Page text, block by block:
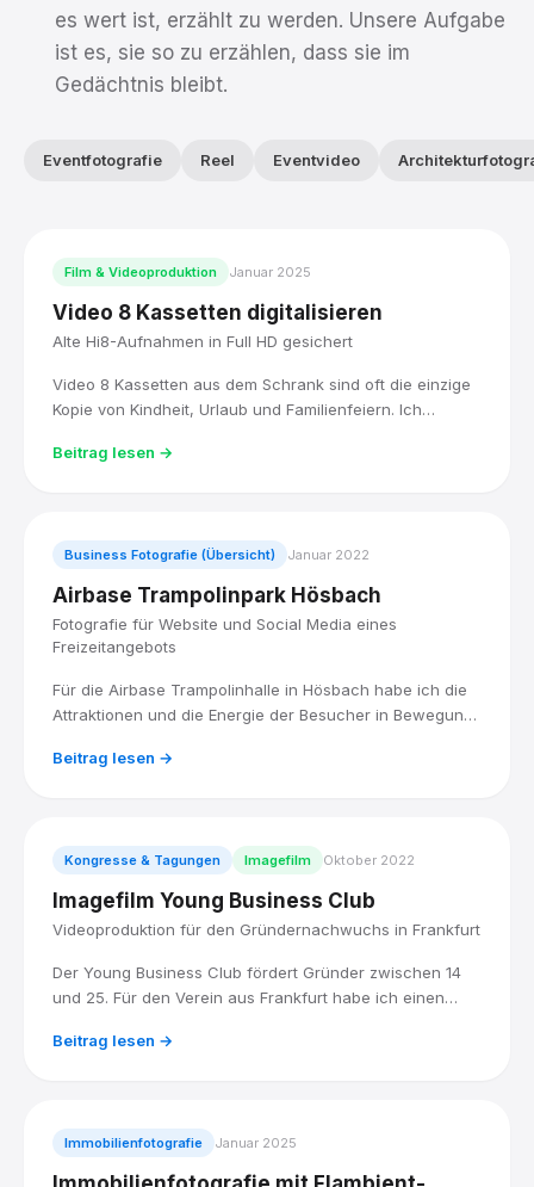
es wert ist, erzählt zu werden. Unsere Aufgabe
ist es, sie so zu erzählen, dass sie im
Gedächtnis bleibt.
Eventfotografie Reel Eventvideo
Film & Videoproduktion Januar 2025
Video 8 Kassetten digitalisieren
Alte Hi8-Aufnahmen in Full HD gesichert
Video 8 Kassetten aus dem Schrank sind oft die einzige
Kopie von Kindheit, Urlaub und Familienfeiern. Ich
DaVinci Resolve und liefere sie als Full-HD-Datei, sofort
Beitrag lesen →
Business Fotografie (Übersicht) Januar 2022
Airbase Trampolinpark Hösbach
Fotografie für Website und Social Media eines
Freizeitangebots
Für die Airbase Trampolinhalle in Hösbach habe ich die
Attraktionen und die Energie der Besucher in Bewegung
Media zum Hingucker macht.
Beitrag lesen →
Kongresse & Tagungen Imagefilm Oktober 2022
Imagefilm Young Business Club
Videoproduktion für den Gründernachwuchs in Frankfurt
Der Young Business Club fördert Gründer zwischen 14
und 25. Für den Verein aus Frankfurt habe ich einen
macht: junge Menschen, echte Aufbruchstimmung,
Beitrag lesen →
Immobilienfotografie Januar 2025